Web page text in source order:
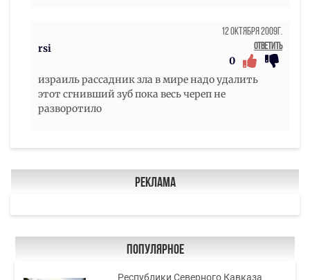
rsi
12 Октября 2009г.
Ответить
0
израиль рассадник зла в мире надо удалить
этот сгнивший зуб пока весь череп не
разворотило
Реклама
Популярное
Республики Северного Кавказа